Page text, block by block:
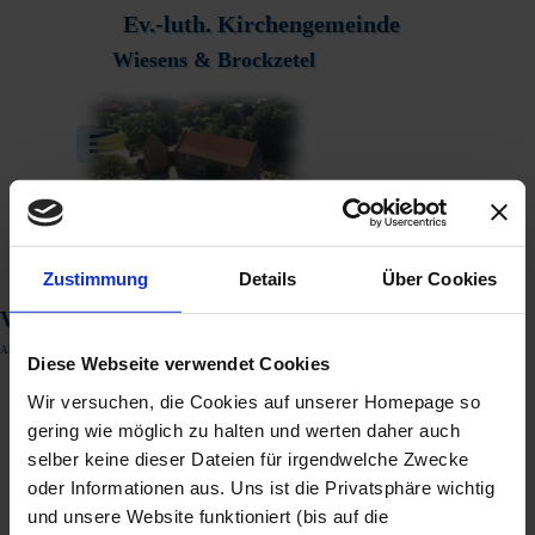
Zustimmung Details Über Cookies
Diese Webseite verwendet Cookies
Wir versuchen, die Cookies auf unserer Homepage so
gering wie möglich zu halten und werten daher auch
selber keine dieser Dateien für irgendwelche Zwecke
oder Informationen aus. Uns ist die Privatsphäre wichtig
und unsere Website funktioniert (bis auf die
Ev.-luth. Kirchengemeinde
Wiesens & Brockzetel
Menü überspringen
Veranstaltungskalender
Aktuelles